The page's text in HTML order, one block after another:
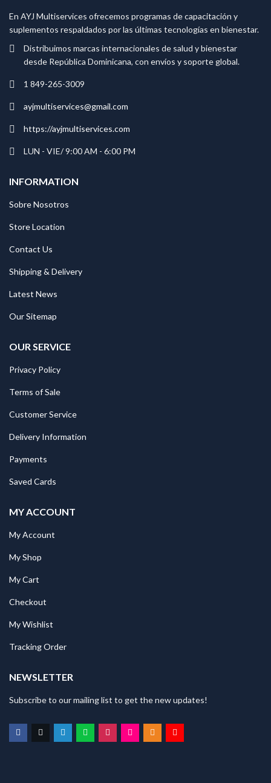
En AYJ Multiservices ofrecemos programas de capacitación y
suplementos respaldados por las últimas tecnologías en bienestar.
Distribuimos marcas internacionales de salud y bienestar
desde República Dominicana, con envíos y soporte global.
1 849-265-3009
ayjmultiservices@gmail.com
https://ayjmultiservices.com
LUN - VIE/ 9:00 AM - 6:00 PM
INFORMATION
Sobre Nosotros
Store Location
Contact Us
Shipping & Delivery
Latest News
Our Sitemap
OUR SERVICE
Privacy Policy
Terms of Sale
Customer Service
Delivery Information
Payments
Saved Cards
MY ACCOUNT
My Account
My Shop
My Cart
Checkout
My Wishlist
Tracking Order
NEWSLETTER
Subscribe to our mailing list to get the new updates!